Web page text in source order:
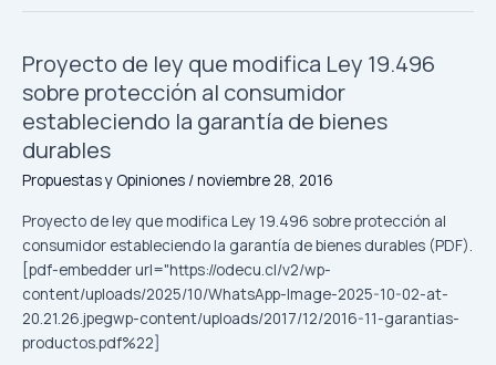
Proyecto de ley que modifica Ley 19.496
sobre protección al consumidor
estableciendo la garantía de bienes
durables
Propuestas y Opiniones /noviembre 28, 2016
Proyecto de ley que modifica Ley 19.496 sobre protección al
consumidor estableciendo la garantía de bienes durables (PDF).
[pdf-embedder url="https://odecu.cl/v2/wp-
content/uploads/2025/10/WhatsApp-Image-2025-10-02-at-
20.21.26.jpegwp-content/uploads/2017/12/2016-11-garantias-
productos.pdf%22]
Proyecto
de
que
modifica
Ley
sobre
protección
al
consumidor
estableciendo
la